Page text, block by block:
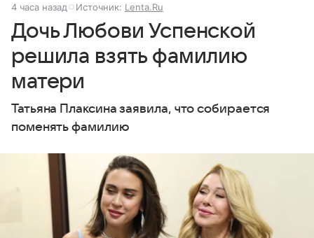
4 часа назад Источник: Lenta.Ru
Дочь Любови Успенской
решила взять фамилию
матери
Татьяна Плаксина заявила, что собирается
поменять фамилию